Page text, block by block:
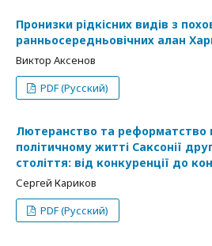
Пронизки рідкісних видів з
ранньосередньовічних алан
Виктор Аксенов
PDF (Русский)
Лютеранство та реформатство
політичному житті Саксонії
століття: від конкуренції до
Сергей Кариков
PDF (Русский)